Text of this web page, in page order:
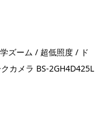
ズーム / 超低照度 / ド
カメラ BS-2GH4D425L